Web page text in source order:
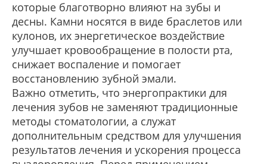
которые благотворно влияют на зубы и
десны. Камни носятся в виде браслетов или
кулонов, их энергетическое воздействие
улучшает кровообращение в полости рта,
снижает воспаление и помогает
восстановлению зубной эмали.
Важно отметить, что энергопрактики для
лечения зубов не заменяют традиционные
методы стоматологии, а служат
дополнительным средством для улучшения
результатов лечения и ускорения процесса